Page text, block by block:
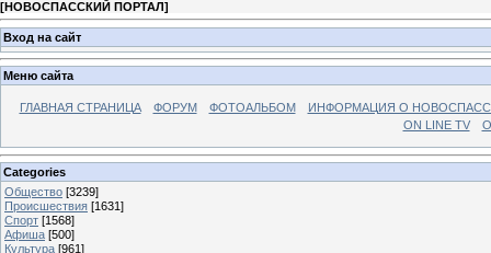
[НОВОСПАССКИЙ ПОРТАЛ]
Вход на сайт
Меню сайта
ГЛАВНАЯ СТРАНИЦА ФОРУМ ФОТОАЛЬБОМ
ИНФОРМАЦИЯ О
ON LINE TV
Categories
Общество [3239]
Происшествия [1631]
Спорт [1568]
Афиша [500]
Культура [961]